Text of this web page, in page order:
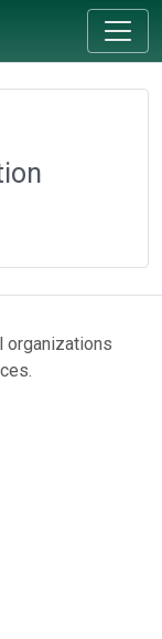
organizations